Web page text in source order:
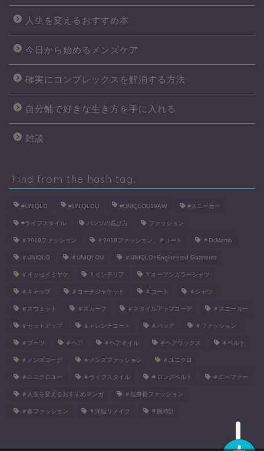
人生を変えるおすすめ本
今日から始めるメンズケア
確実にコンプレックスを解消する方法
自分軸で好きな生き方を手に入れる
雑談
Find from the hash tag.
#UNIQLO #UNIQLOU #UNIQLOU19AW #スニーカー
#ライフスタイル パンツの選び方 ファッション
＃2019ファッション ＃2019ファッション、＃コート ＃Dr.Martin
＃UNIQLO ＃UNIQLOU ＃UNIQLO×Engineered Garments
＃イッセイミヤケ ＃インテリア ＃オープンカラーシャツ
＃キャップ ＃コーチジャケット ＃コート ＃シャツ
＃スウェット ＃スカーフ ＃スタイルアップコーデ ＃スニーカー
＃セットアップ ＃トレンチコート ＃バッグ ＃ファッション
＃ブーツ ＃ヘア ＃ヘアオイル ＃ヘアワックス ＃ベルト
＃メンズコーデ ＃メンズファッション ＃ユニクロ
＃ユニクロユー ＃ライフスタイル ＃ロングベルト ＃ローファー
＃人生を変えるおすすめマンガ ＃低身長ファッション
＃春ファッション ＃洋服リメイク ＃腕時計
● TAKAってどんな人間？
■ お問い合わせ